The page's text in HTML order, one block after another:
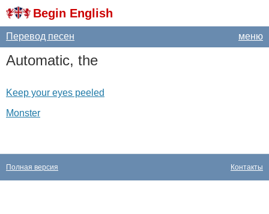
Begin English
меню
Перевод песен
Automatic, the
Keep your eyes peeled
Monster
Контакты
Полная версия